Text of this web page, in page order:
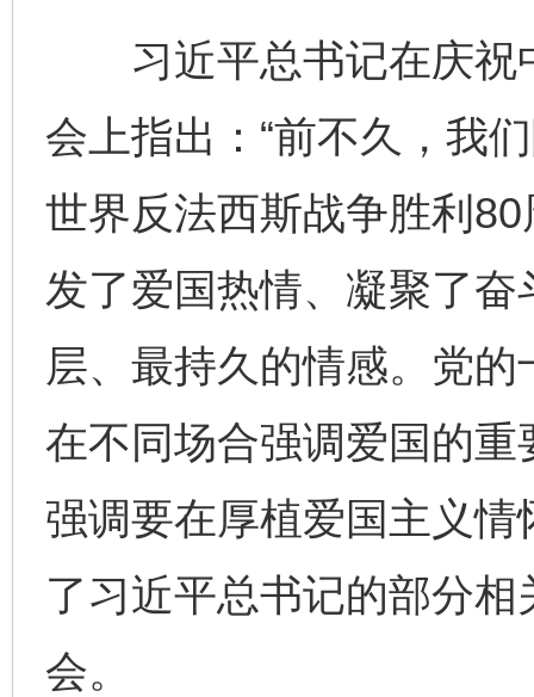
习近平总书记在庆祝
会上指出：“前不久，我
世界反法西斯战争胜利
发了爱国热情、凝聚了奋
层、最持久的情感。党
在不同场合强调爱国的
强调要在厚植爱国主义
了习近平总书记的部分
会。